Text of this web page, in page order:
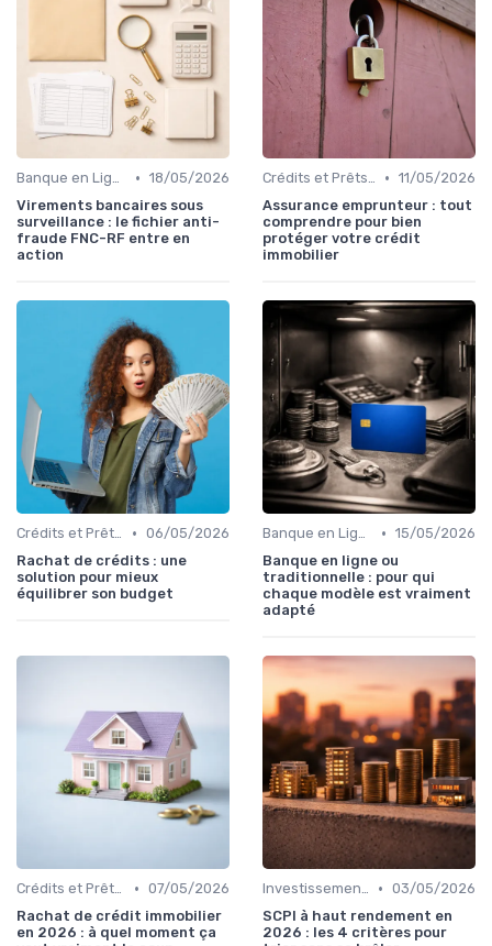
Banque en Ligne et Mobile • 18/05/2026
Virements bancaires sous
surveillance : le fichier anti-
fraude FNC-RF entre en
action
Crédits et Prêts Personnels • 11/05/2026
Assurance emprunteur : tout
comprendre pour bien
protéger votre crédit
immobilier
Crédits et Prêts Personnels • 06/05/2026
Rachat de crédits : une
solution pour mieux
équilibrer son budget
Banque en Ligne et Mobile • 15/05/2026
Banque en ligne ou
traditionnelle : pour qui
chaque modèle est vraiment
adapté
Crédits et Prêts Personnels • 07/05/2026
Rachat de crédit immobilier
en 2026 : à quel moment ça
Investissements et Épargne Retraite • 03/05/2026
SCPI à haut rendement en
2026 : les 4 critères pour